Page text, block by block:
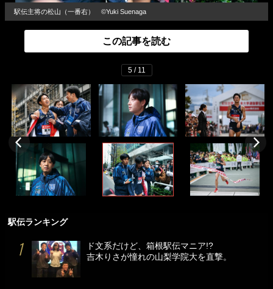
駅伝主将の松山（一番右） ©Yuki Suenaga
この記事を読む
5 / 11
駅伝ランキング
ド文系だけど、箱根駅伝マニア!?
吉木りさが憧れの山梨学院大を直撃。